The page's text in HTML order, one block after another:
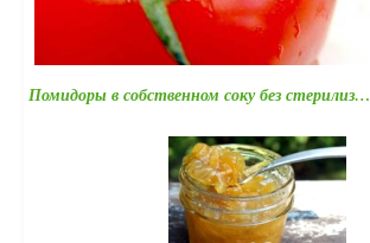
Помидоры в собственном соку без стерилиз…